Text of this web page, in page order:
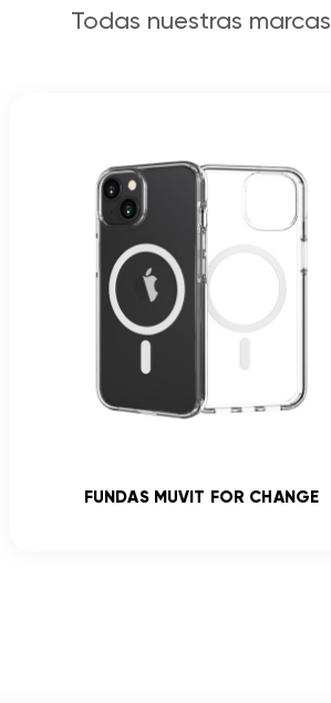
Todas nuestras marcas
FUNDAS MUVIT FOR CHANGE